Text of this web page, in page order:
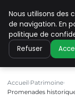
PILAT
Accueil Patrimoine
Promenades
Nous utilisons des
de navigation. En
politique de
Refuser